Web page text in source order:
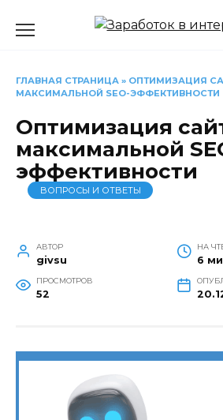
ГЛАВНАЯ СТРАНИЦА » ОПТИМИЗАЦИЯ
МАКСИМАЛЬНОЙ SEO-ЭФФЕКТИВНОСТИ
Оптимизация
максимальной
эффективности
ВОПРОСЫ И ОТВЕТЫ
АВТОР
givsu
НА
6
ПРОСМОТРОВ
52